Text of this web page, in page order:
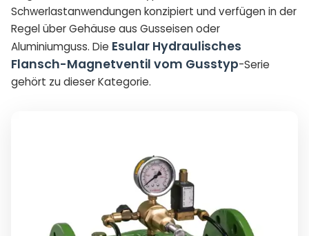
Schwerlastanwendungen konzipiert und verfügen in der
Regel über Gehäuse aus Gusseisen oder
Aluminiumguss. Die Esular Hydraulisches
Flansch-Magnetventil vom Gusstyp-Serie
gehört zu dieser Kategorie.